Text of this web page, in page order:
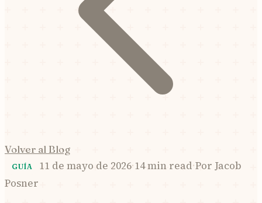
Volver al Blog
GUÍA 11 de mayo de 2026·14 min read·Por Jacob
Posner